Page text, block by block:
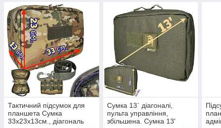
Тактичний підсумок для
планшета Сумка
33х23х13см., діагональ
Сумка 13` діагоналі,
пульта управління,
збільшена. Сумка 13'